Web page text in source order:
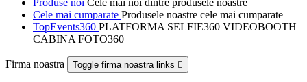
Cele mai cumparate Produsele noastre cele mai cumparate
TopEvents360 PLATFORMA SELFIE360 VIDEOBOOTH
CABINA FOTO360
Firma noastra Toggle firma noastra links 